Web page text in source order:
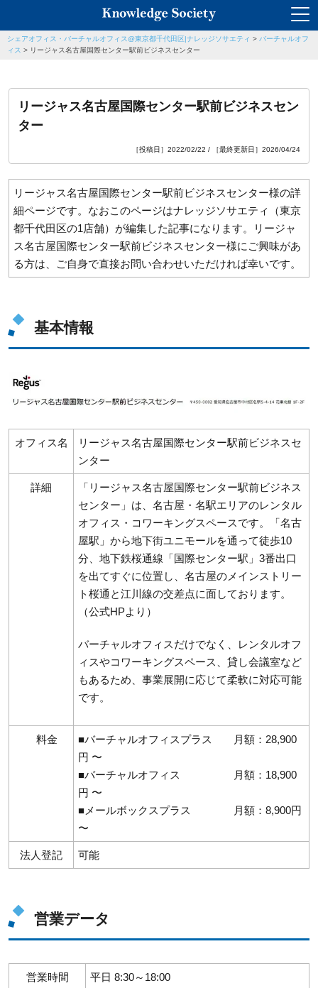
シェアオフィス・バーチャルオフィス@東京都千代田区|ナレッジソサエティ > バーチャルオフ
ィス > リージャス名古屋国際センター駅前ビジネスセンター
リージャス名古屋国際センター駅前ビジネスセン
ター
［投稿日］2022/02/22 / ［最終更新日］2026/04/24
リージャス名古屋国際センター駅前ビジネスセンター様の詳
細ページです。なおこのページはナレッジソサエティ（東京
都千代田区の1店舗）が編集した記事になります。リージャ
ス名古屋国際センター駅前ビジネスセンター様にご興味があ
る方は、ご自身で直接お問い合わせいただければ幸いです。
基本情報
オフィス名
リージャス名古屋国際センター駅前ビジネスセ
ンター
詳細
「リージャス名古屋国際センター駅前ビジネス
センター」は、名古屋・名駅エリアのレンタル
オフィス・コワーキングスペースです。「名古
屋駅」から地下街ユニモールを通って徒歩10
分、地下鉄桜通線「国際センター駅」3番出口
を出てすぐに位置し、名古屋のメインストリー
ト桜通と江川線の交差点に面しております。
（公式HPより）
バーチャルオフィスだけでなく、レンタルオフ
ィスやコワーキングスペース、貸し会議室など
もあるため、事業展開に応じて柔軟に対応可能
です。
料金
■バーチャルオフィスプラス 月額：28,900
円 〜
■バーチャルオフィス 月額：18,900
円 〜
■メールボックスプラス 月額：8,900円
〜
法人登記 可能
営業データ
営業時間 平日 8:30～18:00